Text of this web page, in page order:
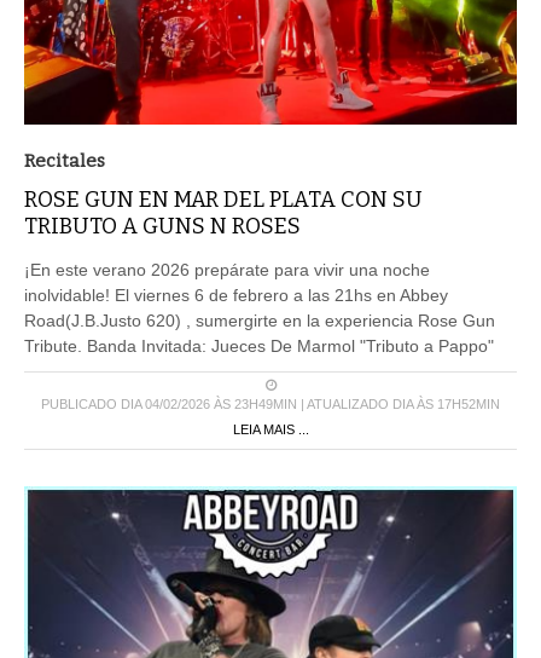
Recitales
ROSE GUN EN MAR DEL PLATA CON SU
TRIBUTO A GUNS N ROSES
¡En este verano 2026 prepárate para vivir una noche
inolvidable! El viernes 6 de febrero a las 21hs en Abbey
Road(J.B.Justo 620) , sumergirte en la experiencia Rose Gun
Tribute. Banda Invitada: Jueces De Marmol "Tributo a Pappo"
PUBLICADO DIA 04/02/2026 ÀS 23H49MIN | ATUALIZADO DIA ÀS 17H52MIN
LEIA MAIS ...